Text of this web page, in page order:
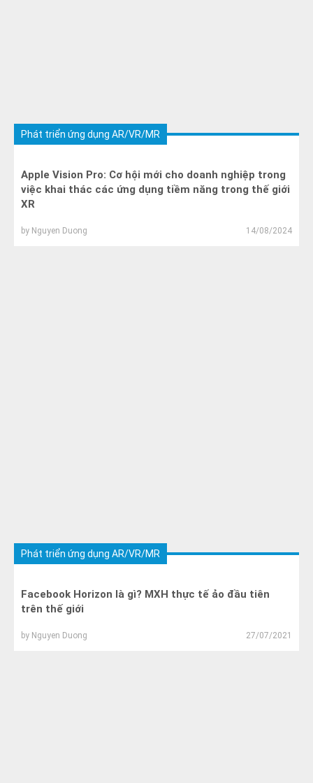
Phát triển ứng dụng AR/VR/MR
Apple Vision Pro: Cơ hội mới cho doanh nghiệp trong
việc khai thác các ứng dụng tiềm năng trong thế giới
XR
by Nguyen Duong 14/08/2024
Phát triển ứng dụng AR/VR/MR
Facebook Horizon là gì? MXH thực tế ảo đầu tiên
trên thế giới
by Nguyen Duong 27/07/2021